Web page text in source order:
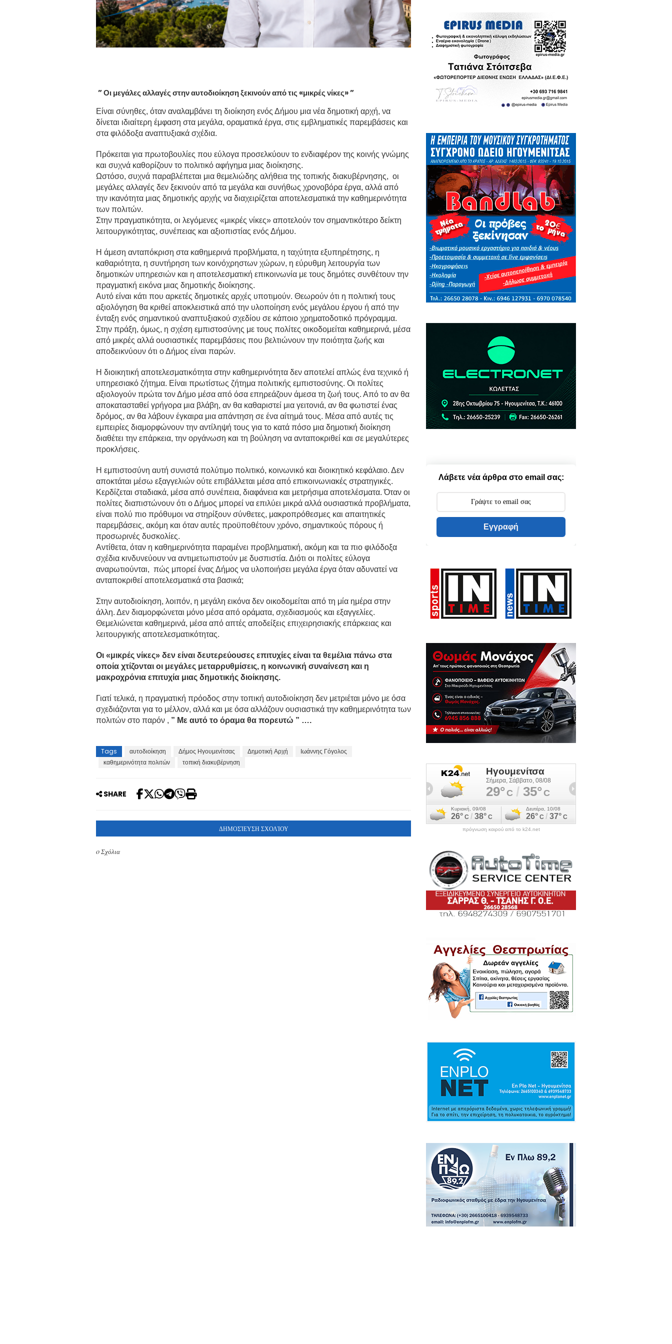
” Οι μεγάλες αλλαγές στην αυτοδιοίκηση ξεκινούν από τις «μικρές νίκες» ”
Είναι σύνηθες, όταν αναλαμβάνει τη διοίκηση ενός Δήμου μια νέα δημοτική αρχή, να
δίνεται ιδιαίτερη έμφαση στα μεγάλα, οραματικά έργα, στις εμβληματικές παρεμβάσεις και
στα φιλόδοξα αναπτυξιακά σχέδια.
Πρόκειται για πρωτοβουλίες που εύλογα προσελκύουν το ενδιαφέρον της κοινής γνώμης
και συχνά καθορίζουν το πολιτικό αφήγημα μιας διοίκησης.
Ωστόσο, συχνά παραβλέπεται μια θεμελιώδης αλήθεια της τοπικής διακυβέρνησης, οι
μεγάλες αλλαγές δεν ξεκινούν από τα μεγάλα και συνήθως χρονοβόρα έργα, αλλά από
την ικανότητα μιας δημοτικής αρχής να διαχειρίζεται αποτελεσματικά την καθημερινότητα
των πολιτών.
Στην πραγματικότητα, οι λεγόμενες «μικρές νίκες» αποτελούν τον σημαντικότερο δείκτη
λειτουργικότητας, συνέπειας και αξιοπιστίας ενός Δήμου.
Η άμεση ανταπόκριση στα καθημερινά προβλήματα, η ταχύτητα εξυπηρέτησης, η
καθαριότητα, η συντήρηση των κοινόχρηστων χώρων, η εύρυθμη λειτουργία των
δημοτικών υπηρεσιών και η αποτελεσματική επικοινωνία με τους δημότες συνθέτουν την
πραγματική εικόνα μιας δημοτικής διοίκησης.
Αυτό είναι κάτι που αρκετές δημοτικές αρχές υποτιμούν. Θεωρούν ότι η πολιτική τους
αξιολόγηση θα κριθεί αποκλειστικά από την υλοποίηση ενός μεγάλου έργου ή από την
ένταξη ενός σημαντικού αναπτυξιακού σχεδίου σε κάποιο χρηματοδοτικό πρόγραμμα.
Στην πράξη, όμως, η σχέση εμπιστοσύνης με τους πολίτες οικοδομείται καθημερινά, μέσα
από μικρές αλλά ουσιαστικές παρεμβάσεις που βελτιώνουν την ποιότητα ζωής και
αποδεικνύουν ότι ο Δήμος είναι παρών.
Η διοικητική αποτελεσματικότητα στην καθημερινότητα δεν αποτελεί απλώς ένα τεχνικό ή
υπηρεσιακό ζήτημα. Είναι πρωτίστως ζήτημα πολιτικής εμπιστοσύνης. Οι πολίτες
αξιολογούν πρώτα τον Δήμο μέσα από όσα επηρεάζουν άμεσα τη ζωή τους. Από το αν θα
αποκατασταθεί γρήγορα μια βλάβη, αν θα καθαριστεί μια γειτονιά, αν θα φωτιστεί ένας
δρόμος, αν θα λάβουν έγκαιρα μια απάντηση σε ένα αίτημά τους. Μέσα από αυτές τις
εμπειρίες διαμορφώνουν την αντίληψή τους για το κατά πόσο μια δημοτική διοίκηση
διαθέτει την επάρκεια, την οργάνωση και τη βούληση να ανταποκριθεί και σε μεγαλύτερες
προκλήσεις.
Η εμπιστοσύνη αυτή συνιστά πολύτιμο πολιτικό, κοινωνικό και διοικητικό κεφάλαιο. Δεν
αποκτάται μέσω εξαγγελιών ούτε επιβάλλεται μέσα από επικοινωνιακές στρατηγικές.
Κερδίζεται σταδιακά, μέσα από συνέπεια, διαφάνεια και μετρήσιμα αποτελέσματα. Όταν οι
πολίτες διαπιστώνουν ότι ο Δήμος μπορεί να επιλύει μικρά αλλά ουσιαστικά προβλήματα,
είναι πολύ πιο πρόθυμοι να στηρίξουν σύνθετες, μακροπρόθεσμες και απαιτητικές
παρεμβάσεις, ακόμη και όταν αυτές προϋποθέτουν χρόνο, σημαντικούς πόρους ή
προσωρινές δυσκολίες.
Αντίθετα, όταν η καθημερινότητα παραμένει προβληματική, ακόμη και τα πιο φιλόδοξα
σχέδια κινδυνεύουν να αντιμετωπιστούν με δυσπιστία. Διότι οι πολίτες εύλογα
αναρωτιούνται, πώς μπορεί ένας Δήμος να υλοποιήσει μεγάλα έργα όταν αδυνατεί να
ανταποκριθεί αποτελεσματικά στα βασικά;
Στην αυτοδιοίκηση, λοιπόν, η μεγάλη εικόνα δεν οικοδομείται από τη μία ημέρα στην
άλλη. Δεν διαμορφώνεται μόνο μέσα από οράματα, σχεδιασμούς και εξαγγελίες.
Θεμελιώνεται καθημερινά, μέσα από απτές αποδείξεις επιχειρησιακής επάρκειας και
λειτουργικής αποτελεσματικότητας.
Οι «μικρές νίκες» δεν είναι δευτερεύουσες επιτυχίες είναι τα θεμέλια πάνω στα
οποία χτίζονται οι μεγάλες μεταρρυθμίσεις, η κοινωνική συναίνεση και η
μακροχρόνια επιτυχία μιας δημοτικής διοίκησης.
Γιατί τελικά, η πραγματική πρόοδος στην τοπική αυτοδιοίκηση δεν μετριέται μόνο με όσα
σχεδιάζονται για το μέλλον, αλλά και με όσα αλλάζουν ουσιαστικά την καθημερινότητα των
πολιτών στο παρόν , ” Με αυτό το όραμα θα πορευτώ ” ….
Tags αυτοδιοίκηση Δήμος Ηγουμενίτσας Δημοτική Αρχή
Ιωάννης Γόγολος
καθημερινότητα πολιτών
τοπική διακυβέρνηση
SHARE
ΔΗΜΟΣΊΕΥΣΗ ΣΧΟΛΊΟΥ
0 Σχόλια
Λάβετε νέα άρθρα στο email σας:
Εγγραφή
πρόγνωση καιρού από το k24.net